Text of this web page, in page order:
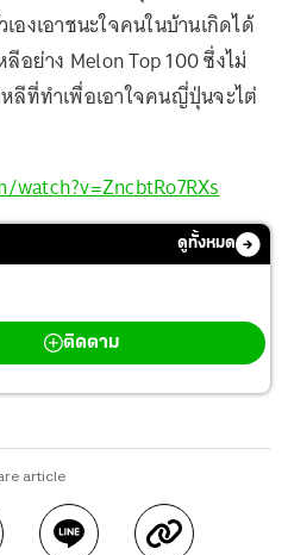
งเอาชนะใจคนในบ้านเกิดได้
อย่าง Melon Top 100 ซึ่งไม่
ลีที่ทำเพื่อเอาใจคนญี่ปุ่นจะไต่
watch?v=ZncbtRo7RXs
ดูทั้งหมด
ติดตาม
article